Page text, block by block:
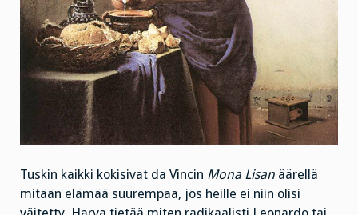
Tuskin kaikki kokisivat da Vincin Mona Lisan äärellä
mitään elämää suurempaa, jos heille ei niin olisi